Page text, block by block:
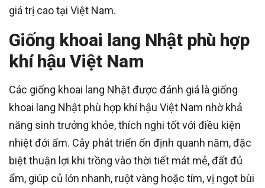
giá trị cao tại Việt Nam.
Giống khoai lang Nhật phù hợp
khí hậu Việt Nam
Các giống khoai lang Nhật được đánh giá là giống
khoai lang Nhật phù hợp khí hậu Việt Nam nhờ khả
năng sinh trưởng khỏe, thích nghi tốt với điều kiện
nhiệt đới ẩm. Cây phát triển ổn định quanh năm, đặc
biệt thuận lợi khi trồng vào thời tiết mát mẻ, đất đủ
ẩm, giúp củ lớn nhanh, ruột vàng hoặc tím, vị ngọt bùi